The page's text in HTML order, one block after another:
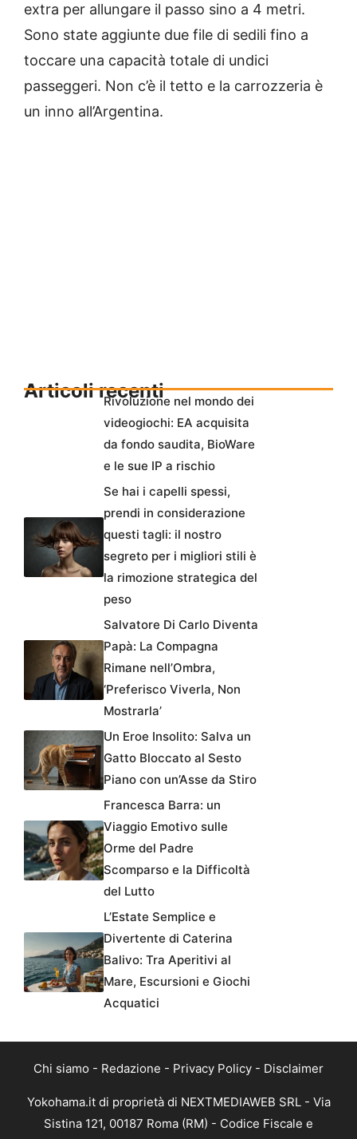
extra per allungare il passo sino a 4 metri.
Sono state aggiunte due file di sedili fino a
toccare una capacità totale di undici
passeggeri. Non c’è il tetto e la carrozzeria è
un inno all’Argentina.
Articoli recentiRivoluzione nel mondo dei
videogiochi: EA acquisita
da fondo saudita, BioWare
e le sue IP a rischio
Se hai i capelli spessi,
prendi in considerazione
questi tagli: il nostro
segreto per i migliori stili è
la rimozione strategica del
peso
Salvatore Di Carlo Diventa
Papà: La Compagna
Rimane nell’Ombra,
‘Preferisco Viverla, Non
Mostrarla’
Un Eroe Insolito: Salva un
Gatto Bloccato al Sesto
Piano con un’Asse da Stiro
Francesca Barra: un
Viaggio Emotivo sulle
Orme del Padre
Scomparso e la Difficoltà
del Lutto
L’Estate Semplice e
Divertente di Caterina
Balivo: Tra Aperitivi al
Mare, Escursioni e Giochi
Acquatici
Chi siamo - Redazione - Privacy Policy - Disclaimer
Yokohama.it di proprietà di NEXTMEDIAWEB SRL - Via
Sistina 121, 00187 Roma (RM) - Codice Fiscale e